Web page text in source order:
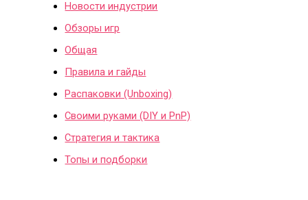
Новости индустрии
Обзоры игр
Общая
Правила и гайды
Распаковки (Unboxing)
Своими руками (DIY и PnP)
Стратегия и тактика
Топы и подборки